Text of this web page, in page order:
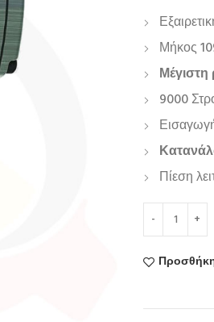
Μήκος
9000
Πίεση